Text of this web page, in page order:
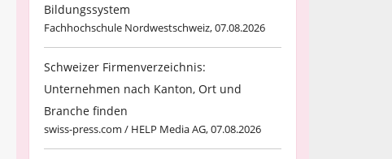
Bildungssystem
Fachhochschule Nordwestschweiz, 07.08.2026
Schweizer Firmenverzeichnis:
Unternehmen nach Kanton, Ort und
Branche finden
swiss-press.com / HELP Media AG, 07.08.2026